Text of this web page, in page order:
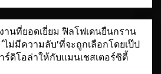
านที่ยอดเยี่ยม ฟิลโฟเดนยืนกราน
‘ไม่มีความลับ’ที่จะถูกเลือกโดยเป๊ป
ร์ดิโอล่าให้กับแมนเชสเตอร์ซิตี้